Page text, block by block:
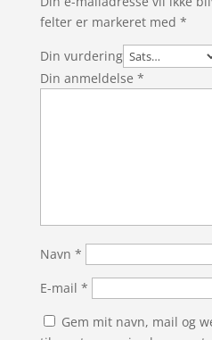
felter er markeret med *
Din vurdering
Din anmeldelse *
Navn *
E-mail *
Gem mit navn, mail og